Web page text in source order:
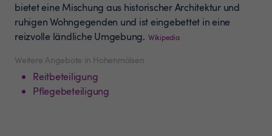
Weitere Angebote in Hohenmölsen
Reitbeteiligung
Pflegebeteiligung
bietet eine Mischung aus historischer Architektur und
ruhigen Wohngegenden und ist eingebettet in eine
reizvolle ländliche Umgebung. Wikipedia